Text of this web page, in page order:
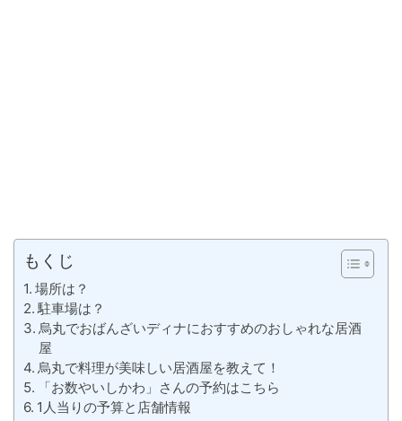
もくじ
場所は？
駐車場は？
烏丸でおばんざいディナにおすすめのおしゃれな居酒
屋
烏丸で料理が美味しい居酒屋を教えて！
「お数やいしかわ」さんの予約はこちら
1人当りの予算と店舗情報